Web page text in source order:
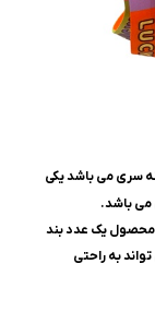
2 نمونه سری می باشد یکی
می باشد.
محصول یک عدد بند
به راحتی